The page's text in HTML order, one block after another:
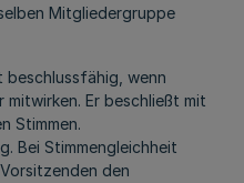
Mitgliedergruppe
beschlussfähig, wenn
Er beschließt mit
Stimmen.
Bei Stimmengleichheit
den